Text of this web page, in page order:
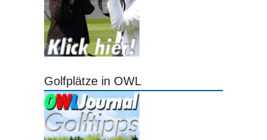
Golfplätze in OWL